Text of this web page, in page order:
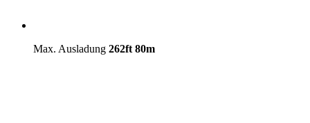
Max. Ausladung 262ft 80m